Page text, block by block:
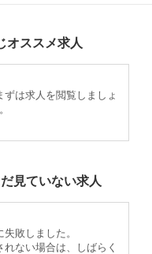
オススメ求人
は求人を閲覧しましょ
見ていない求人
敗しました。
ない場合は、しばらく